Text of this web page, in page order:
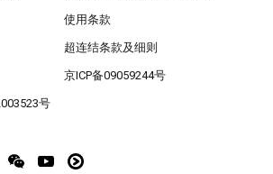
使用条款
超连结条款及细则
京ICP备09059244号
号